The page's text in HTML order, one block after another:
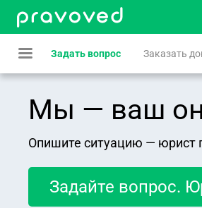
Задать вопрос Заказать
Мы — ваш
Опишите ситуацию — юрист
Задайте вопрос.